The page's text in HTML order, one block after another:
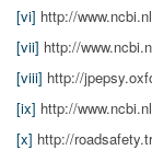
[vi] http://
[vii] http://
[viii] http://
[ix] http://
[x] http://